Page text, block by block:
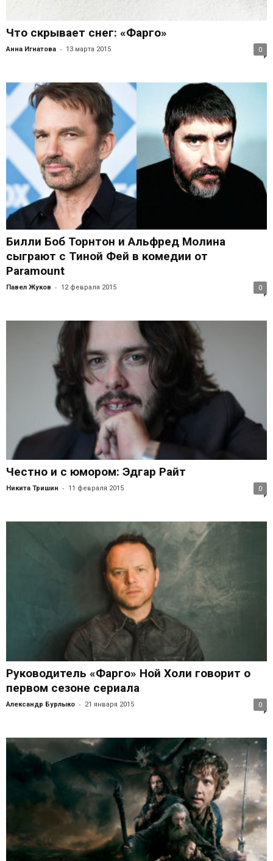
Что скрывает снег: «Фарго»
Анна Игнатова - 13 марта 2015 0
Билли Боб Торнтон и Альфред Молина
сыграют с Тиной Фей в комедии от
Paramount
Павел Жуков - 12 февраля 2015 0
Честно и с юмором: Эдгар Райт
Никита Тришин - 11 февраля 2015 0
Руководитель «Фарго» Ной Холи говорит о
первом сезоне сериала
Александр Бурлыко - 21 января 2015 0